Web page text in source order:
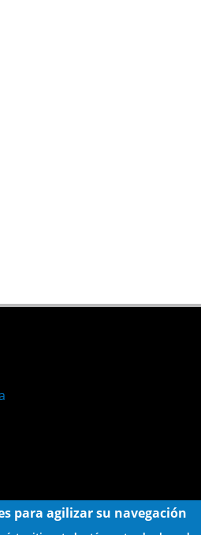
para agilizar su navegación